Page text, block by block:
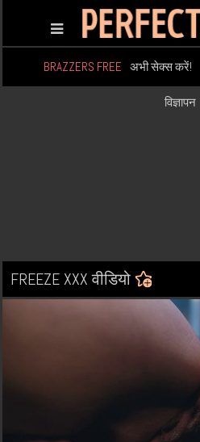
BRAZZERS FREE अभी सेक्स करें!
विज्ञापन
FREEZE XXX वीडियो